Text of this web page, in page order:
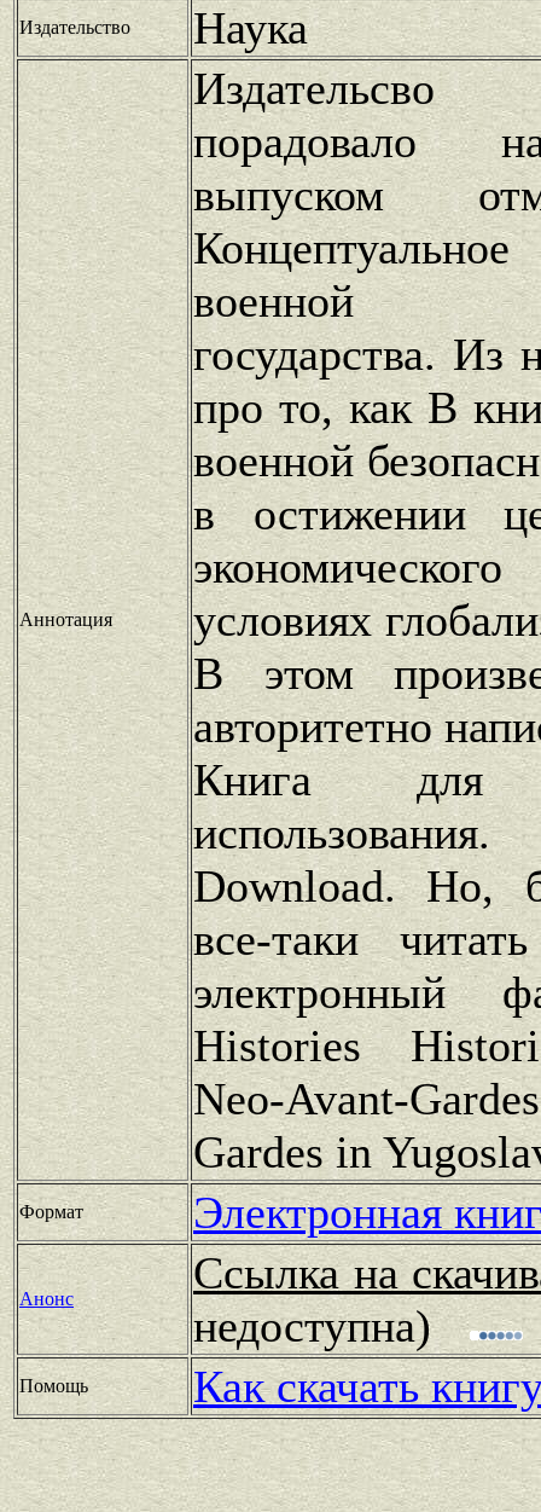
Издательство Наука
Аннотация
порадовало
выпуском
военной
государства. Из
про то, как В
военной
в остижении
условиях
В этом
авторитетно
Книга для
Download. Но,
все-таки
электронный
Histories
Neo-Avant-
Gardes in
Формат Электронная
Анонс
Ссылка на
недоступна)
Помощь Как скачать